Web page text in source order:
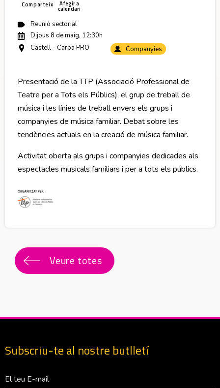
Comparteix Afegir a
calendari
Reunió sectorial
Dijous 8 de maig, 12:30h
Castell - Carpa PRO
Companyies
Presentació de la TTP (Associació Professional de
Teatre per a Tots els Públics), el grup de treball de
música i les línies de treball envers els grups i
companyies de música familiar. Debat sobre les
tendències actuals en la creació de música familiar.
Activitat oberta als grups i companyies dedicades als
espectacles musicals familiars i per a tots els públics.
Veure totes
Subscriu-te al nostre butlletí
Correu Electrònico